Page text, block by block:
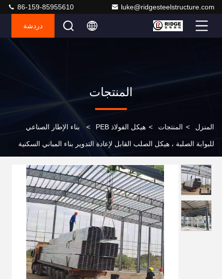
luke@ridgesteelstructure.com
86-159-85955610
دردشة
المنتجات
المنزل > المنتجات > هيكل الفولاذ PEB > بناء الإطار الصناعي
للبوابة الصلبة ، هيكل الصلب القابل لإعادة التدوير بناء المباني السكنية